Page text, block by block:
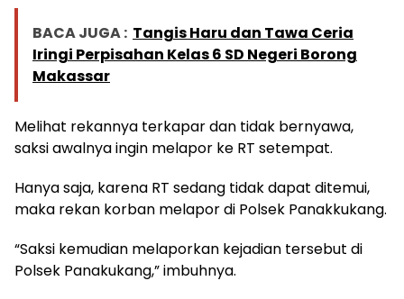
BACA JUGA : Tangis Haru dan Tawa Ceria
Iringi Perpisahan Kelas 6 SD Negeri Borong
Makassar
Melihat rekannya terkapar dan tidak bernyawa,
saksi awalnya ingin melapor ke RT setempat.
Hanya saja, karena RT sedang tidak dapat ditemui,
maka rekan korban melapor di Polsek Panakkukang.
“Saksi kemudian melaporkan kejadian tersebut di
Polsek Panakukang,” imbuhnya.